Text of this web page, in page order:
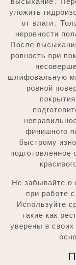
уложить
от влаги․
неровности
После
ровность при
шлифовальную
ровной
финишного
быстрому
подготовленное
Не забывайте о
при работе
Используйте
такие как
уверены в своих